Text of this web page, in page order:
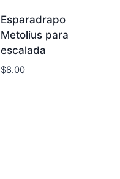
Esparadrapo
Metolius para
escalada
$8.00